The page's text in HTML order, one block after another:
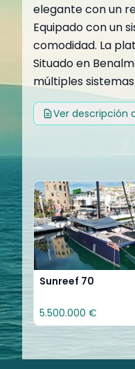
elegante con un
Equipado con un
comodidad. La
Situado en
múltiples
Ver descripción
Sunreef 70
5.500.000 €